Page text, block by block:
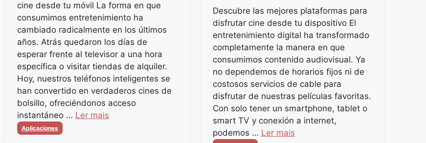
cine desde tu móvil La forma en que
consumimos entretenimiento ha
cambiado radicalmente en los últimos
años. Atrás quedaron los días de
esperar frente al televisor a una hora
específica o visitar tiendas de alquiler.
Hoy, nuestros teléfonos inteligentes se
han convertido en verdaderos cines de
bolsillo, ofreciéndonos acceso
instantáneo … Ler mais
Categorias
Aplicaciones
Descubre las mejores plataformas para
disfrutar cine desde tu dispositivo El
entretenimiento digital ha transformado
completamente la manera en que
consumimos contenido audiovisual. Ya
no dependemos de horarios fijos ni de
costosos servicios de cable para
disfrutar de nuestras películas favoritas.
Con solo tener un smartphone, tablet o
smart TV y conexión a internet,
podemos … Ler mais